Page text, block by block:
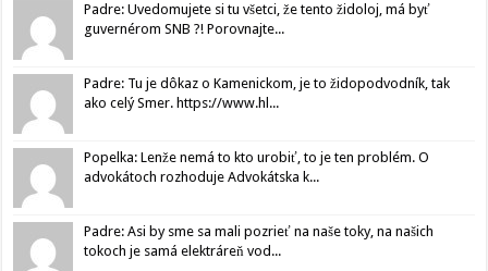
Padre: Uvedomujete si tu všetci, že tento židoloj, má byť
guvernérom SNB ?! Porovnajte...
Padre: Tu je dôkaz o Kamenickom, je to židopodvodník, tak
ako celý Smer. https://www.hl...
Popelka: Lenže nemá to kto urobiť, to je ten problém. O
advokátoch rozhoduje Advokátska k...
Padre: Asi by sme sa mali pozrieť na naše toky, na našich
tokoch je samá elektráreň vod...